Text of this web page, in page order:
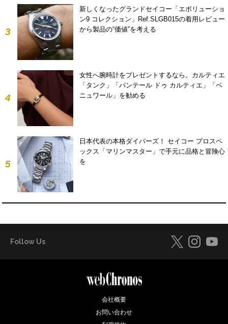
3
新しくなったグランドセイコー「エボリューショ
ン9 コレクション」Ref.SLGB015の着用レビュー
から製品の“価値”を考える
4
女性へ腕時計をプレゼントするなら。カルティエ
「タンク」「パンテール ドゥ カルティエ」「ベ
ニュワール」を勧める
5
日本代表の本格ダイバーズ！ セイコー プロスペ
ックス「マリンマスター」で手元に品格と冒険心
を
Follow Us
会社概要
お問い合わせ